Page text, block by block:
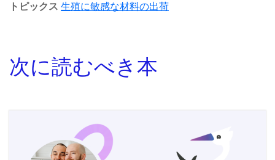
トピックス 生殖に敏感な材料の出荷
次に読むべき本